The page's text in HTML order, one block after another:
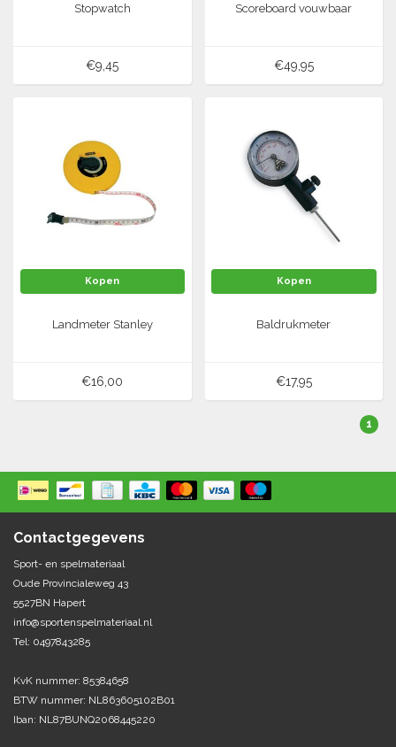
Stopwatch
€9,45
Scoreboard vouwbaar
€49,95
Kopen
Landmeter Stanley
€16,00
Kopen
Baldrukmeter
€17,95
1
Contactgegevens
Sport- en spelmateriaal
Oude Provincialeweg 43
5527BN Hapert
info@sportenspelmateriaal.nl
Tel: 0497843285
KvK nummer: 85384658
BTW nummer: NL863605102B01
Iban: NL87BUNQ2068445220